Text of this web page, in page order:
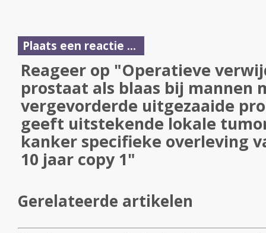
Plaats een reactie ...
Reageer op "Operatieve
prostaat als blaas bij mannen
vergevorderde uitgezaaide
geeft uitstekende lokale
kanker specifieke overleving
10 jaar copy 1"
Gerelateerde artikelen